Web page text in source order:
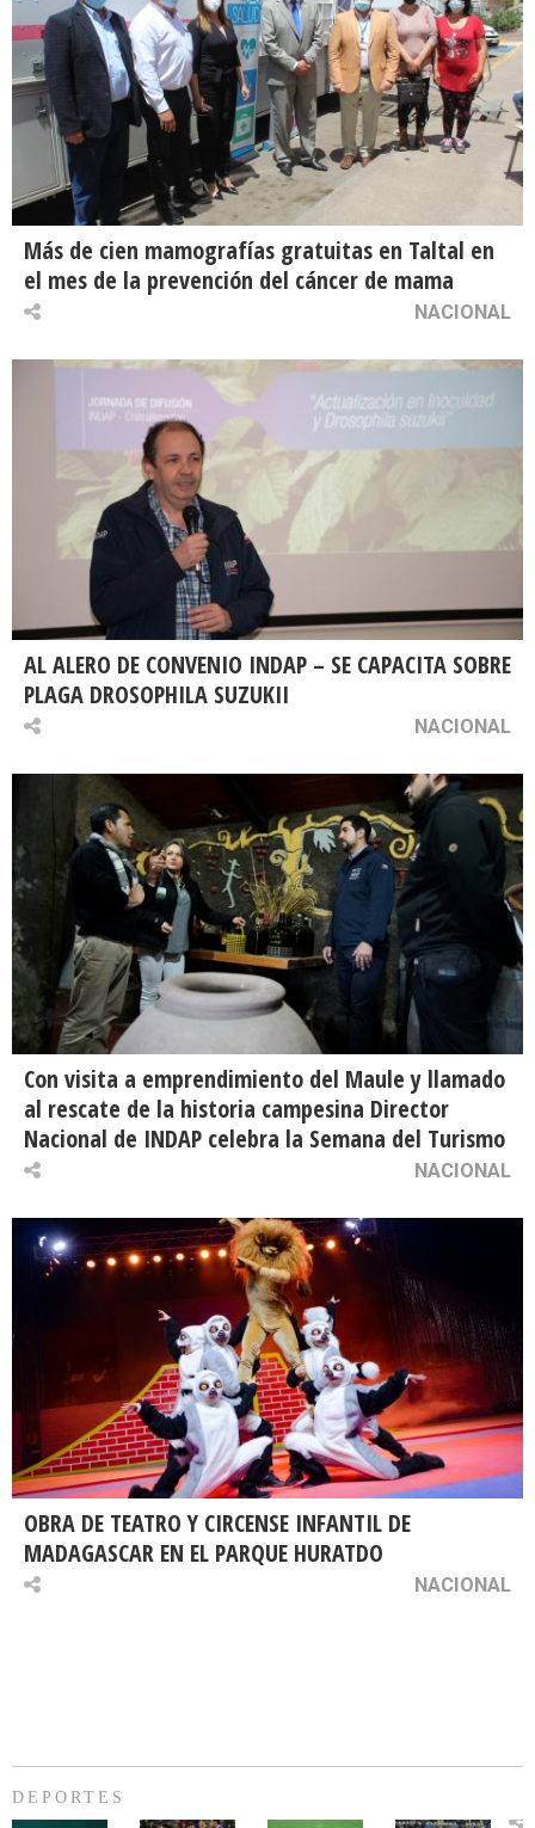
Más de cien mamografías gratuitas en Taltal en
el mes de la prevención del cáncer de mama
NACIONAL
AL ALERO DE CONVENIO INDAP – SE CAPACITA SOBRE
PLAGA DROSOPHILA SUZUKII
NACIONAL
Con visita a emprendimiento del Maule y llamado
al rescate de la historia campesina Director
Nacional de INDAP celebra la Semana del Turismo
NACIONAL
OBRA DE TEATRO Y CIRCENSE INFANTIL DE
MADAGASCAR EN EL PARQUE HURATDO
NACIONAL
DEPORTES